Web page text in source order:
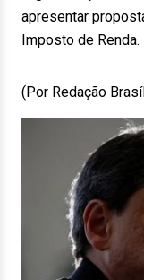
apresentar
Imposto de Renda.
(Por Redação